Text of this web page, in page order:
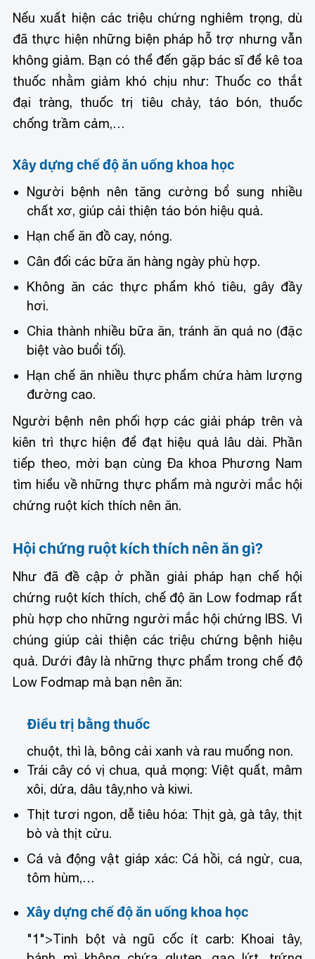
Nếu xuất hiện các triệu chứng nghiêm trọng, dù
đã thực hiện những biện pháp hỗ trợ nhưng vẫn
không giảm. Bạn có thể đến gặp bác sĩ để kê toa
thuốc nhằm giảm khó chịu như: Thuốc co thắt
đại tràng, thuốc trị tiêu chảy, táo bón, thuốc
chống trầm cảm,…
Xây dựng chế độ ăn uống khoa học
Người bệnh nên tăng cường bổ sung nhiều
chất xơ, giúp cải thiện táo bón hiệu quả.
Hạn chế ăn đồ cay, nóng.
Cân đối các bữa ăn hàng ngày phù hợp.
Không ăn các thực phẩm khó tiêu, gây đầy
hơi.
Chia thành nhiều bữa ăn, tránh ăn quá no (đặc
biệt vào buổi tối).
Hạn chế ăn nhiều thực phẩm chứa hàm lượng
đường cao.
Người bệnh nên phối hợp các giải pháp trên và
kiên trì thực hiện để đạt hiệu quả lâu dài. Phần
tiếp theo, mời bạn cùng Đa khoa Phương Nam
tìm hiểu về những thực phẩm mà người mắc hội
chứng ruột kích thích nên ăn.
Hội chứng ruột kích thích nên ăn gì?
Như đã đề cập ở phần giải pháp hạn chế hội
chứng ruột kích thích, chế độ ăn Low fodmap rất
phù hợp cho những người mắc hội chứng IBS. Vì
chúng giúp cải thiện các triệu chứng bệnh hiệu
quả. Dưới đây là những thực phẩm trong chế độ
Low Fodmap mà bạn nên ăn:
Điều trị bằng thuốc
chuột, thì là, bông cải xanh và rau muống non.
Trái cây có vị chua, quả mọng: Việt quất, mâm
xôi, dứa, dâu tây,nho và kiwi.
Thịt tươi ngon, dễ tiêu hóa: Thịt gà, gà tây, thịt
bò và thịt cừu.
Cá và động vật giáp xác: Cá hồi, cá ngừ, cua,
tôm hùm,…
Xây dựng chế độ ăn uống khoa học
"1">Tinh bột và ngũ cốc ít carb: Khoai tây,